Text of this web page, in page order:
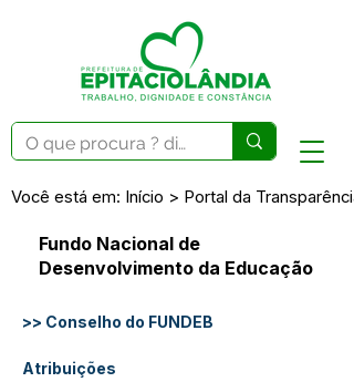
Você está em: Início > Portal da
Fundo Nacional de
Desenvolvimento da Educação
>> Conselho do FUNDEB
Atribuições